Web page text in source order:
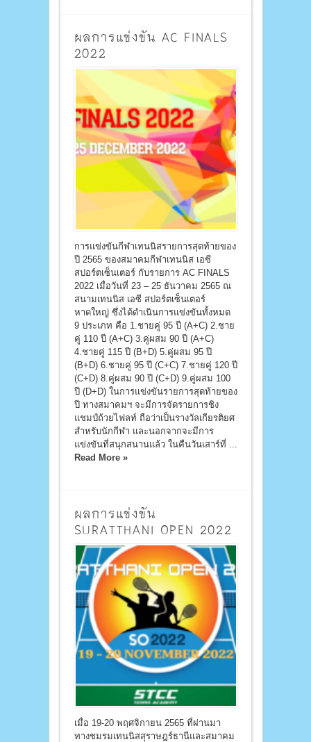
ผลการแข่งขัน AC FINALS
2022
การแข่งขันกีฬาเทนนิสรายการสุดท้ายของ
ปี 2565 ของสมาคมกีฬาเทนนิส เอซี
สปอร์ตเซ็นเตอร์ กับรายการ AC FINALS
2022 เมื่อวันที่ 23 – 25 ธันวาคม 2565 ณ
สนามเทนนิส เอซี สปอร์ตเซ็นเตอร์
หาดใหญ่ ซึ่งได้ดำเนินการแข่งขันทั้งหมด
9 ประเภท คือ 1.ชายคู่ 95 ปี (A+C) 2.ชาย
คู่ 110 ปี (A+C) 3.คู่ผสม 90 ปี (A+C)
4.ชายคู่ 115 ปี (B+D) 5.คู่ผสม 95 ปี
(B+D) 6.ชายคู่ 95 ปี (C+C) 7.ชายคู่ 120 ปี
(C+D) 8.คู่ผสม 90 ปี (C+D) 9.คู่ผสม 100
ปี (D+D) ในการแข่งขันรายการสุดท้ายของ
ปี ทางสมาคมฯ จะมีการจัดรายการชิง
แชมป์ถ้วยไฟลท์ ถือว่าเป็นรางวัลเกียรติยศ
สำหรับนักกีฬา และนอกจากจะมีการ
แข่งขันที่สนุกสนานแล้ว ในคืนวันเสาร์ที่ ...
Read More »
ผลการแข่งขัน
SURATTHANI OPEN 2022
เมื่อ 19-20 พฤศจิกายน 2565 ที่ผ่านมา
ทางชมรมเทนนิสสุราษฎร์ธานีและสมาคม